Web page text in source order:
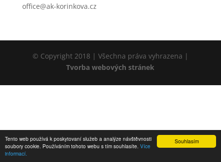
Souhlasím
Tento web používá k poskytovaní služeb a analýze návštěvnosti
soubory cookie. Používáním tohoto webu s tím souhlasíte. Více
informací.
office@ak-korinkova.cz
© Copyright 2018 | Všechna práva vyhrazena |
Tvorba webových stránek